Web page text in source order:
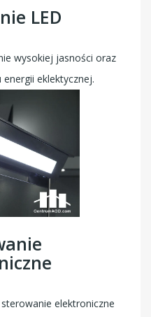
LED
wysokiej jasności oraz
eklektycznej.
elektroniczne